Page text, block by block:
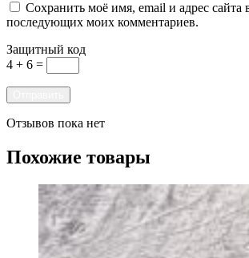
Сохранить моё имя, email и адрес сайта
последующих моих комментариев.
Защитный код
4 + 6 =
Отзывов пока нет
Похожие товары